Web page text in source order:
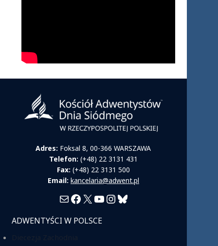
Adres: Foksal 8, 00-366 WARSZAWA
Telefon: (+48) 22 3131 431
Fax: (+48) 22 3131 500
Email: kancelaria@adwent.pl
MailFacebook
X YouTube
Instagram
Bluesky
ADWENTYŚCI W POLSCE